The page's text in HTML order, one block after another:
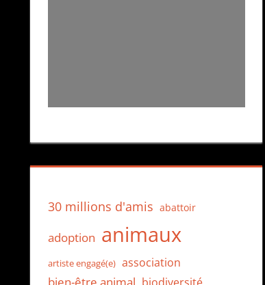
30 millions d'amis abattoir
adoption animaux
artiste engagé(e) association